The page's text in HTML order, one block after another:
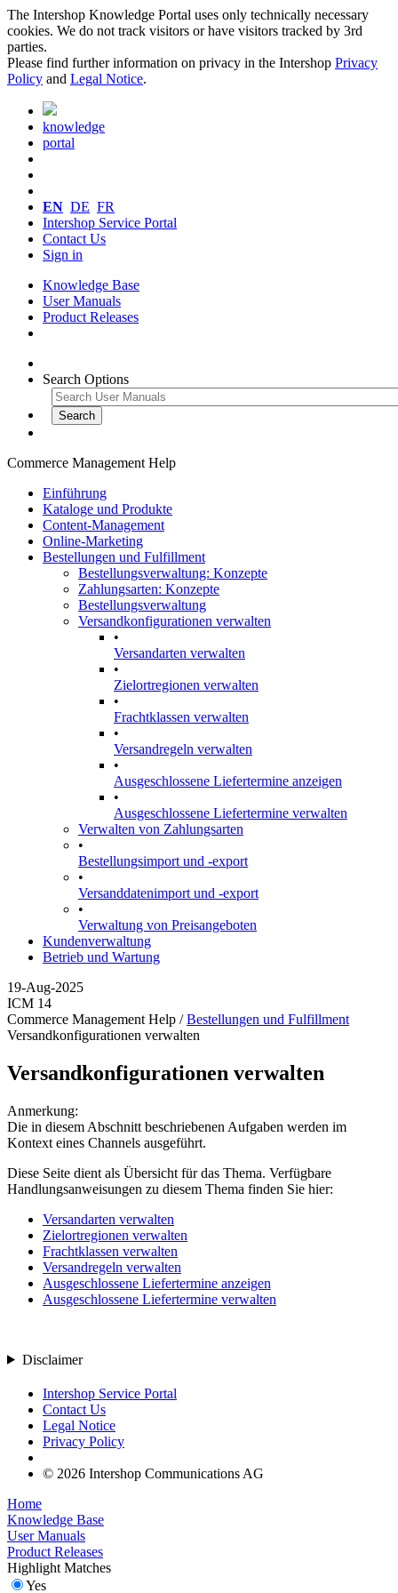
The Intershop Knowledge Portal uses only technically necessary
cookies. We do not track visitors or have visitors tracked by 3rd
parties.
Please find further information on privacy in the Intershop Privacy
Policy and Legal Notice.
knowledge
portal
EN DE FR
Intershop Service Portal
Contact Us
Sign in
Knowledge Base
User Manuals
Product Releases
Search Options
Commerce Management Help
Einführung
Kataloge und Produkte
Content-Management
Online-Marketing
Bestellungen und Fulfillment
Bestellungsverwaltung: Konzepte
Zahlungsarten: Konzepte
Bestellungsverwaltung
Versandkonfigurationen verwalten
•
Versandarten verwalten
•
Zielortregionen verwalten
•
Frachtklassen verwalten
•
Versandregeln verwalten
•
Ausgeschlossene Liefertermine anzeigen
•
Ausgeschlossene Liefertermine verwalten
Verwalten von Zahlungsarten
•
Bestellungsimport und -export
•
Versanddatenimport und -export
•
Verwaltung von Preisangeboten
Kundenverwaltung
Betrieb und Wartung
19-Aug-2025
ICM 14
Commerce Management Help /Bestellungen und Fulfillment
Versandkonfigurationen verwalten
Versandkonfigurationen verwalten
Anmerkung:
Die in diesem Abschnitt beschriebenen Aufgaben werden im
Kontext eines Channels ausgeführt.
Diese Seite dient als Übersicht für das Thema. Verfügbare
Handlungsanweisungen zu diesem Thema finden Sie hier:
Versandarten verwalten
Zielortregionen verwalten
Frachtklassen verwalten
Versandregeln verwalten
Ausgeschlossene Liefertermine anzeigen
Ausgeschlossene Liefertermine verwalten
Disclaimer
Intershop Service Portal
Contact Us
Legal Notice
Privacy Policy
© 2026 Intershop Communications AG
Home
Knowledge Base
User Manuals
Product Releases
Highlight Matches
Yes